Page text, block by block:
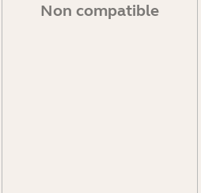
Non compatible